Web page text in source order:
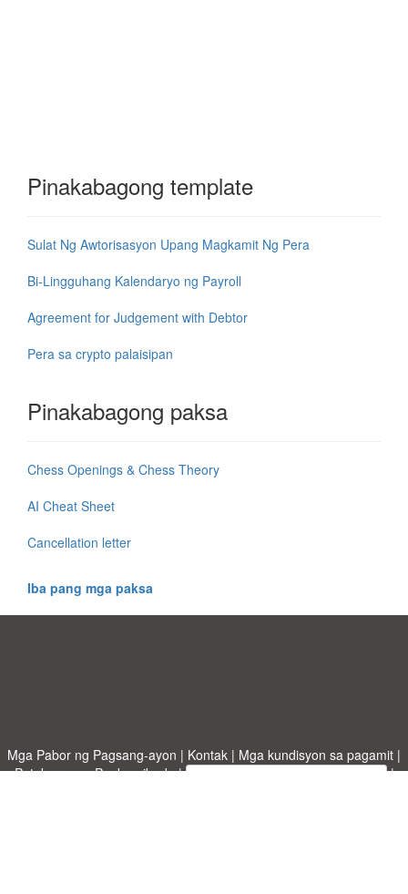
Pinakabagong template
Sulat Ng Awtorisasyon Upang Magkamit Ng Pera
Bi-Lingguhang Kalendaryo ng Payroll
Agreement for Judgement with Debtor
Pera sa crypto palaisipan
Pinakabagong paksa
Chess Openings & Chess Theory
AI Cheat Sheet
Cancellation letter
Iba pang mga paksa
Mga Pabor ng Pagsang-ayon | Kontak | Mga kundisyon sa pagamit |
Patakaran sa Pagkapribado|
|